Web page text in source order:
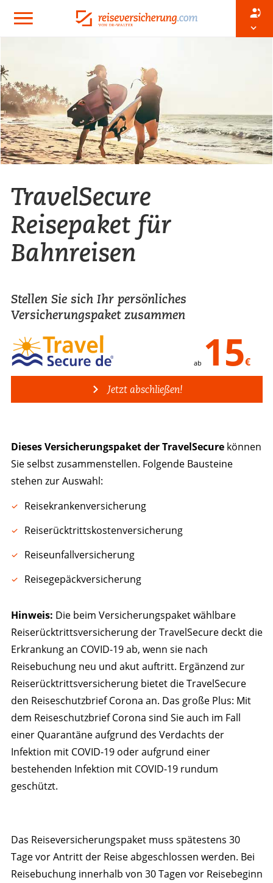
TravelSecure
Reisepaket für
Bahnreisen
Stellen Sie sich Ihr persönliches
Versicherungspaket zusammen
ab 15€
Jetzt abschließen!
Dieses Versicherungspaket der TravelSecurekönnen
Sie selbst zusammenstellen. Folgende Bausteine
stehen zur Auswahl:
Reisekrankenversicherung
Reiserücktrittskostenversicherung
Reiseunfallversicherung
Reisegepäckversicherung
Hinweis: Die beim Versicherungspaket wählbare
Reiserücktrittsversicherung der TravelSecure deckt die
Erkrankung an COVID-19 ab, wenn sie nach
Reisebuchung neu und akut auftritt. Ergänzend zur
Reiserücktrittsversicherung bietet die TravelSecure
den Reiseschutzbrief Corona an. Das große Plus: Mit
dem Reiseschutzbrief Corona sind Sie auch im Fall
einer Quarantäne aufgrund des Verdachts der
Infektion mit COVID-19 oder aufgrund einer
bestehenden Infektion mit COVID-19 rundum
geschützt.
Das Reiseversicherungspaket muss spätestens 30
Tage vor Antritt der Reise abgeschlossen werden. Bei
Reisebuchung innerhalb von 30 Tagen vor Reisebeginn